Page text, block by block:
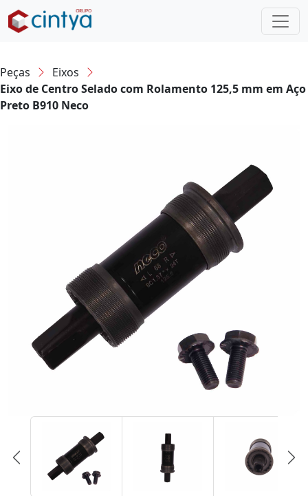
Peças
Eixos
Eixo de Centro Selado com Rolamento 125,5 mm em Aço
Preto B910 Neco